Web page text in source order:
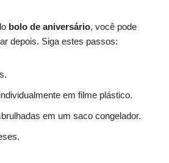
bolo de aniversário, você pode
depois. Siga estes passos:
em filme plástico.
em um saco congelador.